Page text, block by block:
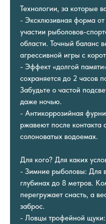
Технологии, за которые
- Эксклюзивная форма
участии рыболовов-
области. Точный баланс
агрессивной игры с
- Эффект «долгой
сохраняется до 2 часов
Забудьте о частой
даже ночью.
- Антикоррозийная
ржавеют после контакта
солоноватых водоемах.
Для кого? Для каких
- Зимние рыболовы: Для
глубинах до 8 метров.
перегружает снасть, а
заброс.
- Ловцы трофейной